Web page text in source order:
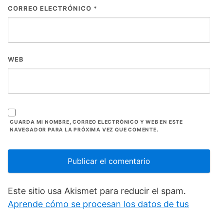
CORREO ELECTRÓNICO *
WEB
GUARDA MI NOMBRE, CORREO ELECTRÓNICO Y WEB EN ESTE
NAVEGADOR PARA LA PRÓXIMA VEZ QUE COMENTE.
Este sitio usa Akismet para reducir el spam.
Aprende cómo se procesan los datos de tus